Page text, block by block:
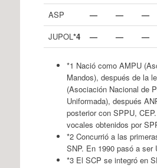
ASP
— — —
JUPOL *4 — — —
*1 Nació como AMPU
Mandos), después de la
(Asociación Nacional de
Uniformada), después
posterior con SPPU,
vocales obtenidos por
*2 Concurrió a las
SNP. En 1990 pasó a ser
*3 El SCP se integró en